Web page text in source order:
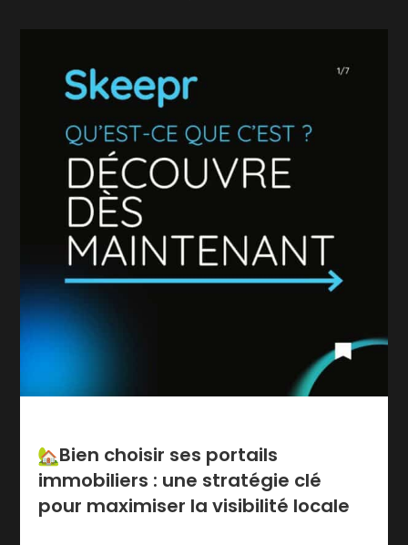
Bien choisir ses portails
immobiliers : une stratégie clé
pour maximiser la visibilité locale